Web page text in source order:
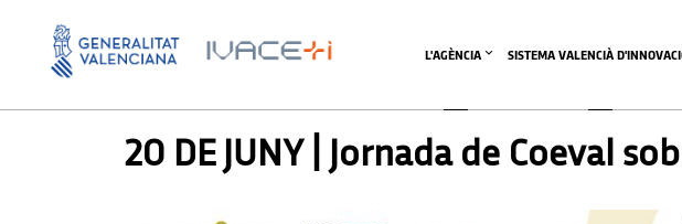
L'AGÈNCIA SISTEMA VALENCIÀ
UNCATEGORIZED @CA
20 DE JUNY | Jornada de Coeval